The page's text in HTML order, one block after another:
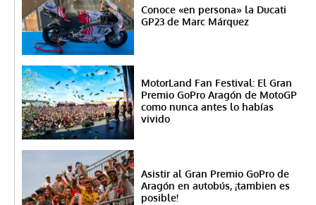
Conoce «en persona» la Ducati
GP23 de Marc Márquez
MotorLand Fan Festival: El Gran
Premio GoPro Aragón de MotoGP
como nunca antes lo habías
vivido
Asistir al Gran Premio GoPro de
Aragón en autobús, ¡tambien es
posible!